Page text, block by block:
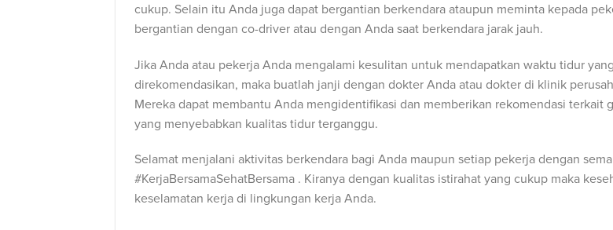
cukup. Selain itu Anda juga dapat bergantian berkendara ataupun meminta kepada
bergantian dengan co-driver atau dengan Anda saat berkendara jarak jauh.
Jika Anda atau pekerja Anda mengalami kesulitan untuk mendapatkan waktu tidur yang
direkomendasikan, maka buatlah janji dengan dokter Anda atau dokter di klinik
Mereka dapat membantu Anda mengidentifikasi dan memberikan rekomendasi terkait
yang menyebabkan kualitas tidur terganggu.
Selamat menjalani aktivitas berkendara bagi Anda maupun setiap pekerja dengan
#KerjaBersamaSehatBersama . Kiranya dengan kualitas istirahat yang cukup maka
keselamatan kerja di lingkungan kerja Anda.